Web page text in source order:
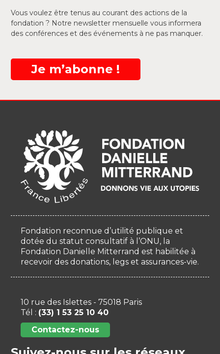
Vous voulez être tenus au courant des actions de la
fondation ? Notre newsletter mensuelle vous informera
des conférences et des événements à ne pas manquer.
Je m’abonne !
Fondation reconnue d’utilité publique et
dotée du statut consultatif à l’ONU, la
Fondation Danielle Mitterrand est habilitée à
recevoir des donations, legs et assurances-vie.
10 rue des Islettes - 75018 Paris
Tél : (33) 1 53 25 10 40
Contactez-nous